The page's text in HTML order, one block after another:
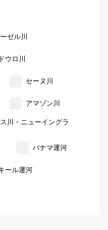
ゼル川
ドウロ川
セーヌ川
アマゾン川
川・ニューイングラ
パナマ運河
ール運河